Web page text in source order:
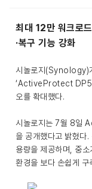
최대 12만 워크로
·복구 기능 강화
시놀로지(Synology)
‘ActiveProtect
오를 확대했다.
시놀로지는 7월 8일
을 공개했다고 밝혔다
용량을 제공하며, 중
환경을 보다 손쉽게 구